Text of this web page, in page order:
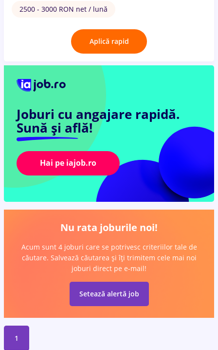
2500 - 3000 RON net / lună
Aplică rapid
Joburi cu angajare rapidă.
Sună și află!
Hai pe iajob.ro
Nu rata joburile noi!
Acum sunt 4 joburi care se potrivesc criteriilor tale de
căutare. Salvează căutarea și îți trimitem cele mai noi
joburi direct pe e-mail!
Setează alertă job
1